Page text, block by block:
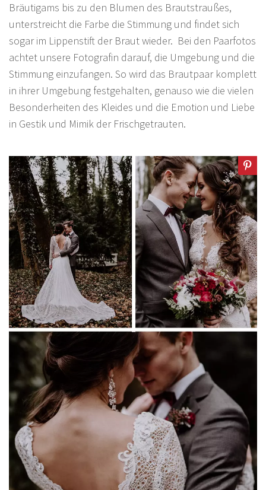
Bräutigams bis zu den Blumen des Brautstraußes,
unterstreicht die Farbe die Stimmung und findet sich
sogar im Lippenstift der Braut wieder. Bei den Paarfotos
achtet unsere Fotografin darauf, die Umgebung und die
Stimmung einzufangen. So wird das Brautpaar komplett
in ihrer Umgebung festgehalten, genauso wie die vielen
Besonderheiten des Kleides und die Emotion und Liebe
in Gestik und Mimik der Frischgetrauten.